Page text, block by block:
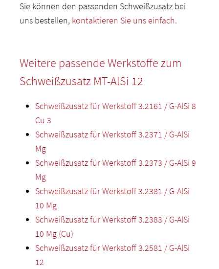
Sie können den passenden Schweißzusatz bei
uns bestellen, kontaktieren Sie uns einfach.
Weitere passende Werkstoffe zum
Schweißzusatz MT-AlSi 12
Schweißzusatz für Werkstoff 3.2161 / G-AlSi 8
Cu 3
Schweißzusatz für Werkstoff 3.2371 / G-AlSi
Mg
Schweißzusatz für Werkstoff 3.2373 / G-AlSi 9
Mg
Schweißzusatz für Werkstoff 3.2381 / G-AlSi
10 Mg
Schweißzusatz für Werkstoff 3.2383 / G-AlSi
10 Mg (Cu)
Schweißzusatz für Werkstoff 3.2581 / G-AlSi
12